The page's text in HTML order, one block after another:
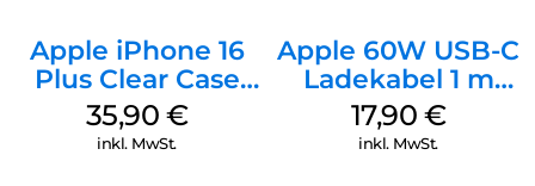
Apple iPhone 16
Plus Clear Case
MagSafe
Transparent
35,90 €
inkl. MwSt.
Apple 60W USB-C
Ladekabel 1 m
Weiß
17,90 €
inkl. MwSt.